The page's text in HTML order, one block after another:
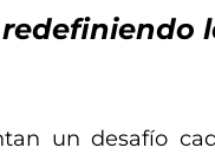
un desafío